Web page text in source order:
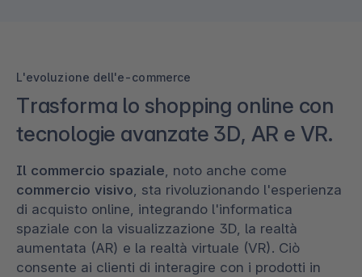
L'evoluzione dell'e-commerce
Trasforma lo shopping online con
tecnologie avanzate 3D, AR e VR.
Il commercio spaziale , noto anche come
commercio visivo , sta rivoluzionando l'esperienza
di acquisto online, integrando l'informatica
spaziale con la visualizzazione 3D, la realtà
aumentata (AR) e la realtà virtuale (VR). Ciò
consente ai clienti di interagire con i prodotti in